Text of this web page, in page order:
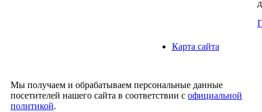
Карта сайта
Мы получаем и обрабатываем персональные данные
посетителей нашего сайта в соответствии с официальной
политикой.